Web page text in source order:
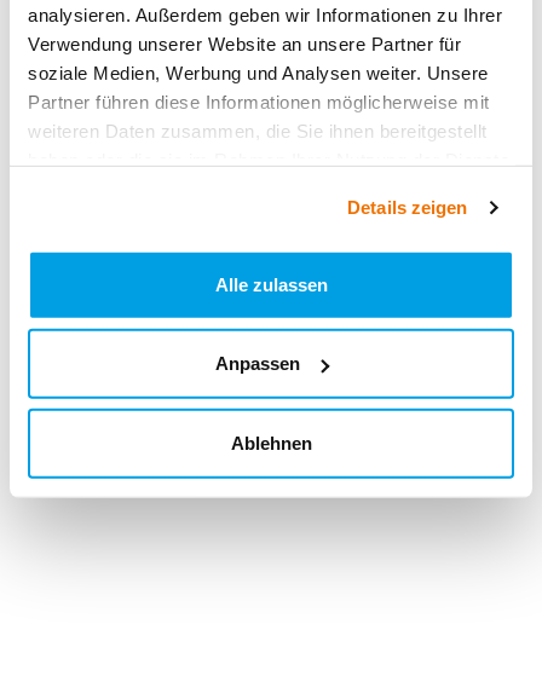
analysieren. Außerdem geben wir Informationen zu Ihrer
Verwendung unserer Website an unsere Partner für
soziale Medien, Werbung und Analysen weiter. Unsere
Partner führen diese Informationen möglicherweise mit
weiteren Daten zusammen, die Sie ihnen bereitgestellt
Details zeigen
Alle zulassen
Anpassen
Ablehnen